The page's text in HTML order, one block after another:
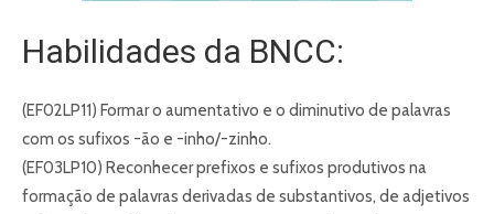
Habilidades da BNCC:
(EF02LP11) Formar o aumentativo e o diminutivo de palavras
com os sufixos -ão e -inho/-zinho.
(EF03LP10) Reconhecer prefixos e sufixos produtivos na
formação de palavras derivadas de substantivos, de adjetivos